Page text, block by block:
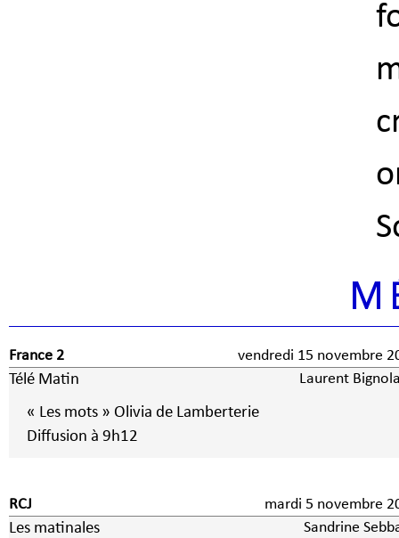
France 2 vendredi 15 novembre
Télé Matin Laurent
« Les mots » Olivia de Lamberterie
Diffusion à 9h12
RCJ mardi 5 novembre
Les matinales Sandrine